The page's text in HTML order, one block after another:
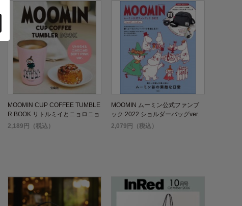
MOOMIN CUP COFFEE TUMBLE
R BOOK リトルミイとニョロニョ
ロ SOFT PINK ver.
2,189円（税込）
MOOMIN ムーミン公式ファンブ
ック 2022 ショルダーバッグver.
2,079円（税込）